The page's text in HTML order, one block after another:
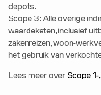
depots.
Scope 3: Alle overige
waardeketen, inclusief
zakenreizen, woon-
het gebruik van
Lees meer over Scope